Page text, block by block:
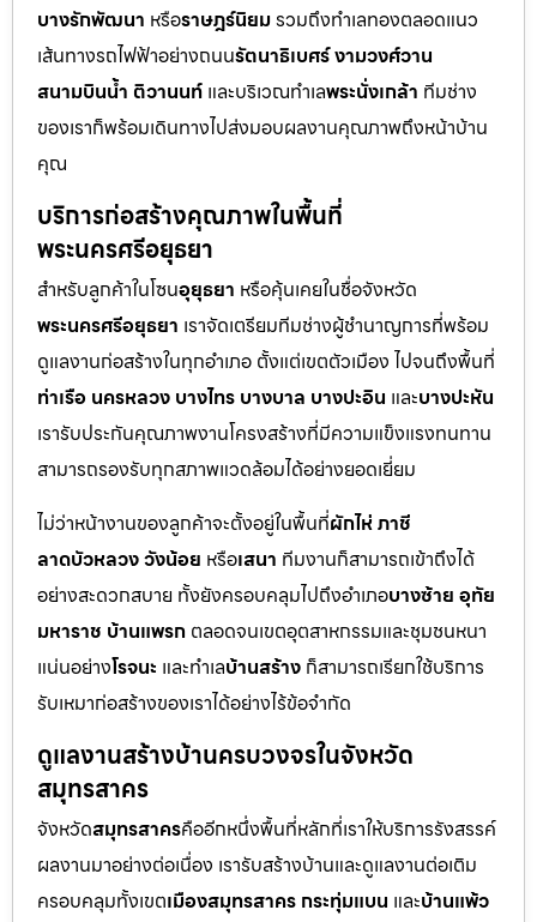
บางรักพัฒนา หรือราษฎร์นิยมรวมถึงทำเลทองตลอดแนว
เส้นทางรถไฟฟ้าอย่างถนนรัตนาธิเบศร์ งามวงศ์วาน
สนามบินน้ำ ติวานนท์ และบริเวณทำเลพระนั่งเกล้า ทีมช่าง
ของเราก็พร้อมเดินทางไปส่งมอบผลงานคุณภาพถึงหน้าบ้าน
คุณ
บริการก่อสร้างคุณภาพในพื้นที่
พระนครศรีอยุธยา
สำหรับลูกค้าในโซนอุยุธยา หรือคุ้นเคยในชื่อจังหวัด
พระนครศรีอยุธยา เราจัดเตรียมทีมช่างผู้ชำนาญการที่พร้อม
ดูแลงานก่อสร้างในทุกอำเภอ ตั้งแต่เขตตัวเมือง ไปจนถึงพื้นที่
ท่าเรือ นครหลวง บางไทร บางบาล บางปะอิน และบางปะหัน
เรารับประกันคุณภาพงานโครงสร้างที่มีความแข็งแรงทนทาน
สามารถรองรับทุกสภาพแวดล้อมได้อย่างยอดเยี่ยม
ไม่ว่าหน้างานของลูกค้าจะตั้งอยู่ในพื้นที่ผักไห่ ภาชี
ลาดบัวหลวง วังน้อย หรือเสนา ทีมงานก็สามารถเข้าถึงได้
อย่างสะดวกสบาย ทั้งยังครอบคลุมไปถึงอำเภอบางซ้าย อุทัย
มหาราช บ้านแพรก ตลอดจนเขตอุตสาหกรรมและชุมชนหนา
แน่นอย่างโรจนะ และทำเลบ้านสร้าง ก็สามารถเรียกใช้บริการ
รับเหมาก่อสร้างของเราได้อย่างไร้ข้อจำกัด
ดูแลงานสร้างบ้านครบวงจรในจังหวัด
สมุทรสาคร
จังหวัดสมุทรสาครคืออีกหนึ่งพื้นที่หลักที่เราให้บริการรังสรรค์
ผลงานมาอย่างต่อเนื่อง เรารับสร้างบ้านและดูแลงานต่อเติม
ครอบคลุมทั้งเขตเมืองสมุทรสาคร กระทุ่มแบน และบ้านแพ้ว